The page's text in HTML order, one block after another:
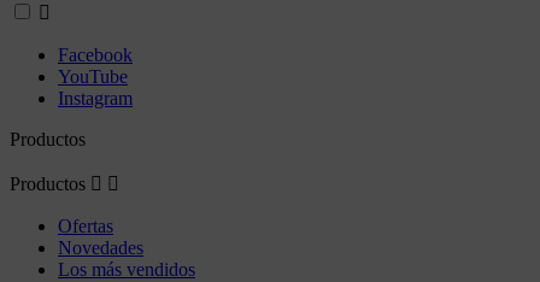

Facebook
YouTube
Instagram
Productos
Productos  
Ofertas
Novedades
Los más vendidos